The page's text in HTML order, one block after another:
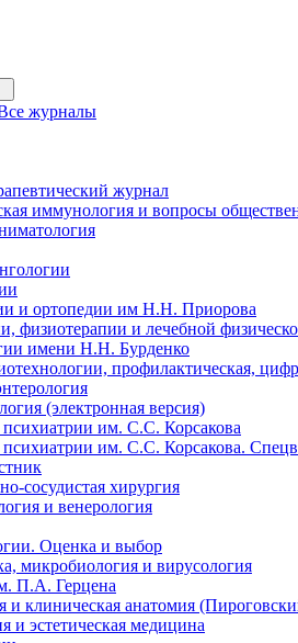
журналы
журнал
иммунология и вопросы
и ортопедии им Н.Н. Приорова
физиотерапии и лечебной
имени Н.Н. Бурденко
профилактическая,
(электронная версия)
им. С.С. Корсакова
им. С.С. Корсакова.
сосудистая хирургия
и венерология
Оценка и выбор
микробиология и вирусология
П.А. Герцена
и клиническая анатомия
и эстетическая медицина